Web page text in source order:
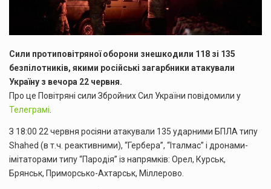
Сили протиповітряної оборони знешкодили 118 зі 135
безпілотників, якими російські загарбники атакували
Україну з вечора 22 червня.
Про це Повітряні сили Збройних Сил України повідомили у
Телеграмі
З 18:00 22 червня росіяни атакували 135 ударними БПЛА типу
Shahed (в т.ч. реактивними), “Гербера”, “Італмас” і дронами-
імітаторами типу “Пародія” із напрямків: Орел, Курськ,
Брянськ, Приморсько-Ахтарськ, Міллерово.